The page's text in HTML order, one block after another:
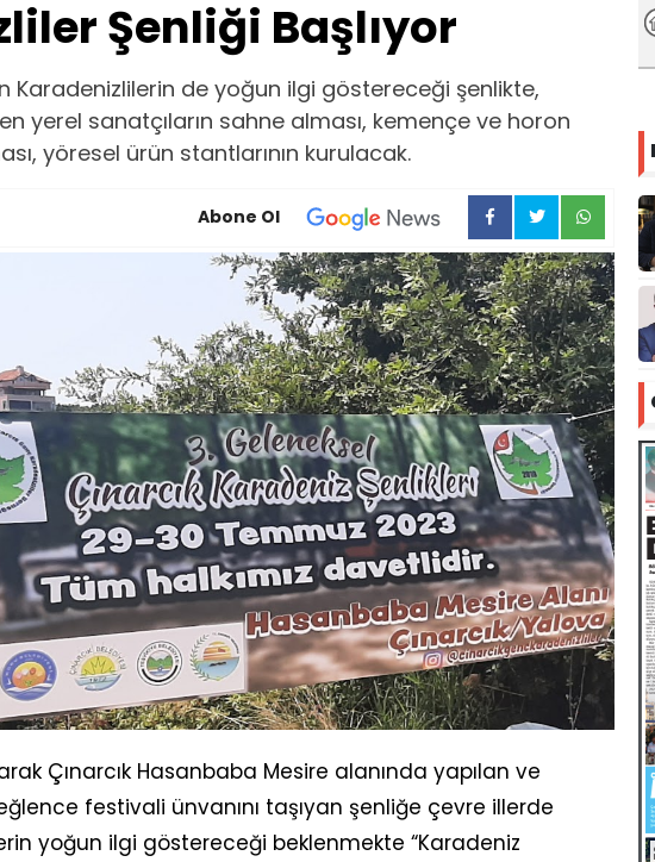
Şenliği Başlıyor
Karadenizlilerin de yoğun ilgi göstereceği şenlikte,
yerel sanatçıların sahne alması, kemençe ve horon
yöresel ürün stantlarının kurulacak.
Abone Ol
Çınarcık Hasanbaba Mesire alanında yapılan ve
festivali ünvanını taşıyan şenliğe çevre illerde
yoğun ilgi göstereceği beklenmekte “Karadeniz